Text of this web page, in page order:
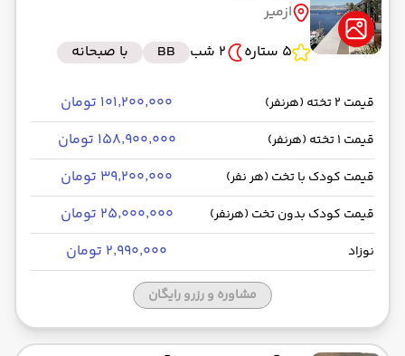
ازمیر
5 ستاره
2 شب BB با صبحانه
قیمت 2 تخته (هرنفر) ۱۰۱٬۲۰۰٬۰۰۰ تومان
قیمت 1 تخته (هرنفر) ۱۵۸٬۹۰۰٬۰۰۰ تومان
قیمت کودک با تخت (هر نفر) ۳۹٬۲۰۰٬۰۰۰ تومان
قیمت کودک بدون تخت (هرنفر) ۲۵٬۰۰۰٬۰۰۰ تومان
نوزاد ۲٬۹۹۰٬۰۰۰ تومان
مشاوره و رزرو رایگان